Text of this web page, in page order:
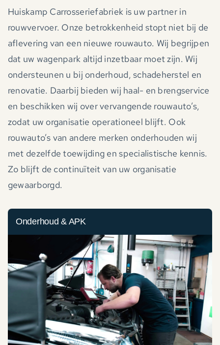
Huiskamp Carrosseriefabriek is uw partner in
rouwvervoer. Onze betrokkenheid stopt niet bij de
aflevering van een nieuwe rouwauto. Wij begrijpen
dat uw wagenpark altijd inzetbaar moet zijn. Wij
ondersteunen u bij onderhoud, schadeherstel en
renovatie. Daarbij bieden wij haal- en brengservice
en beschikken wij over vervangende rouwauto’s,
zodat uw organisatie operationeel blijft. Ook
rouwauto’s van andere merken onderhouden wij
met dezelfde toewijding en specialistische kennis.
Zo blijft de continuïteit van uw organisatie
gewaarborgd.
Onderhoud & APK